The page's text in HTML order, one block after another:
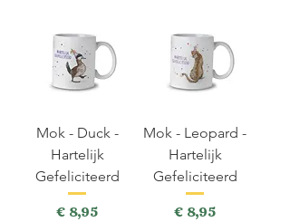
Mok - Duck -
Hartelijk
Gefeliciteerd
Prijs
€ 8,95
Mok - Leopard -
Hartelijk
Gefeliciteerd
Prijs
€ 8,95